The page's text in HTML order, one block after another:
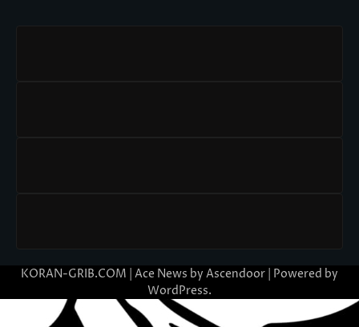
KORAN-GRIB.COM | Ace News by Ascendoor | Powered by
WordPress.